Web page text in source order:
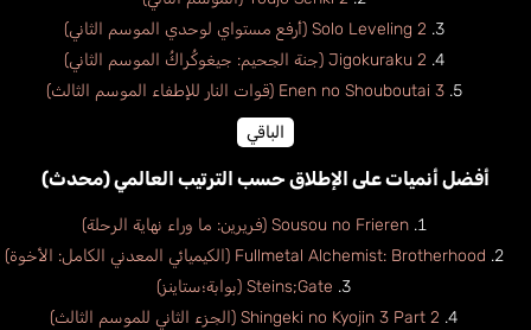
Solo Leveling 2 (أرفع مستواي لوحدي الموسم الثاني)
Jigokuraku 2 (جنة الجحيم: جيغوكُراكُ الموسم الثاني)
Enen no Shouboutai 3 (قوات النار للإطفاء الموسم الثالث)
الباقي
أفضل أنميات على الإطلاق حسب الترتيب العالمي (محدث)
Sousou no Frieren (فريرين: ما وراء نهاية الرحلة)
Fullmetal Alchemist: Brotherhood (الكيميائي المعدني الكامل: الأخوة)
Steins;Gate (بوابة؛ستاينز)
Shingeki no Kyojin 3 Part 2 (الجزء الثاني للموسم الثالث)